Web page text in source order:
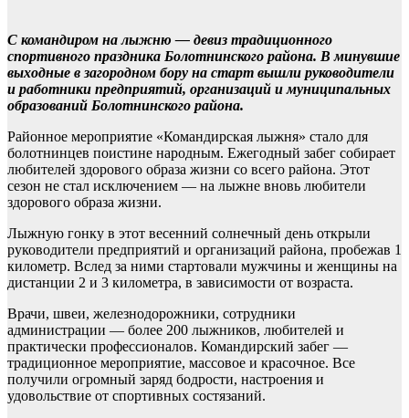
С командиром на лыжню — девиз традиционного
спортивного праздника Болотнинского района. В минувшие
выходные в загородном бору на старт вышли руководители
и работники предприятий, организаций и муниципальных
образований Болотнинского района.
Районное мероприятие «Командирская лыжня» стало для
болотнинцев поистине народным. Ежегодный забег собирает
любителей здорового образа жизни со всего района. Этот
сезон не стал исключением — на лыжне вновь любители
здорового образа жизни.
Лыжную гонку в этот весенний солнечный день открыли
руководители предприятий и организаций района, пробежав 1
километр. Вслед за ними стартовали мужчины и женщины на
дистанции 2 и 3 километра, в зависимости от возраста.
Врачи, швеи, железнодорожники, сотрудники
администрации — более 200 лыжников, любителей и
практически профессионалов. Командирский забег —
традиционное мероприятие, массовое и красочное. Все
получили огромный заряд бодрости, настроения и
удовольствие от спортивных состязаний.